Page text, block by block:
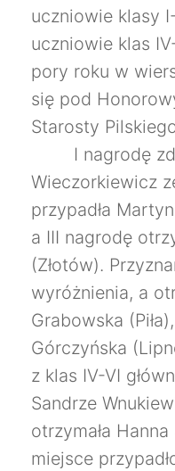
uczniowie klasy
uczniowie klas
pory roku w
się pod
Starosty
I nagrodę
Wieczorkiewicz
przypadła
a III nagrodę
(Złotów).
wyróżnienia, a
Grabowska
Górczyńska
z klas IV-VI
Sandrze
otrzymała Hanna
miejsce